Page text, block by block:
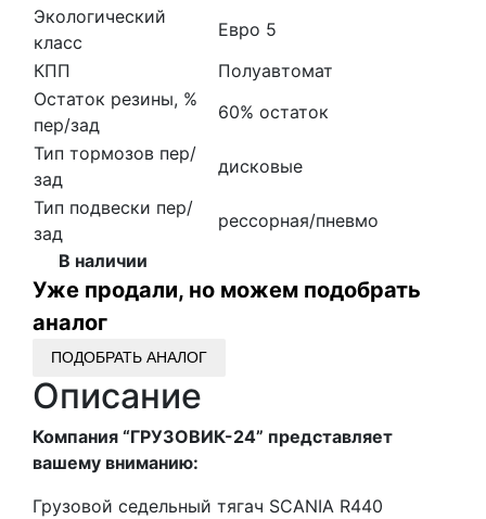
Экологический
класс
Евро 5
КПП
Полуавтомат
Остаток резины, %
пер/зад
60% остаток
Тип тормозов пер/
зад
дисковые
Тип подвески пер/
зад
рессорная/пневмо
В наличии
Уже продали, но можем подобрать
аналог
ПОДОБРАТЬ АНАЛОГ
Описание
Компания “ГРУЗОВИК-24” представляет
вашему вниманию:
Грузовой седельный тягач SCANIA R440